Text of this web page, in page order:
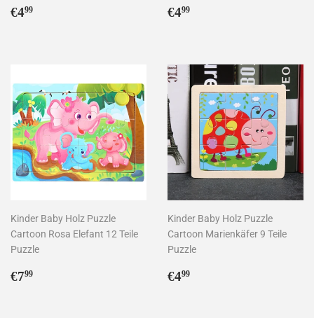
Normaler
€499
Normaler
€499
Kinder Baby Holz Puzzle
Cartoon Rosa Elefant 12 Teile
Puzzle
Normaler
€799
Kinder Baby Holz Puzzle
Cartoon Marienkäfer 9 Teile
Puzzle
Normaler
€499